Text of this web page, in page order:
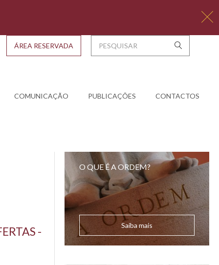
COMUNICAÇÃO PUBLICAÇÕES CONTACTOS
ÁREA RESERVADA
-
O QUE É A ORDEM?
Saiba mais